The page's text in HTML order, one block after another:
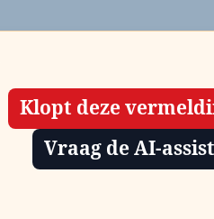
Klopt deze
Vraag de AI-